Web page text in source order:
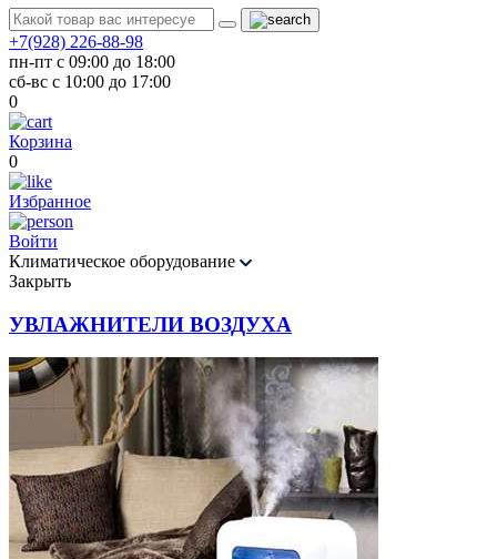
+7(928) 226-88-98
пн-пт с 09:00 до 18:00
сб-вс с 10:00 до 17:00
0
Корзина
0
Избранное
Войти
Климатическое оборудование
Закрыть
УВЛАЖНИТЕЛИ ВОЗДУХА